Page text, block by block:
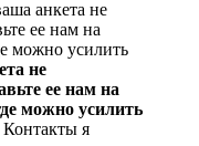
анкета не
ее нам на
можно усилить
не
ее нам на
можно усилить
я